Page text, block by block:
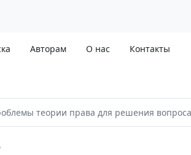
Авторам О нас Контакты
теории права для решения вопроса о взаимодействии органов предварительного